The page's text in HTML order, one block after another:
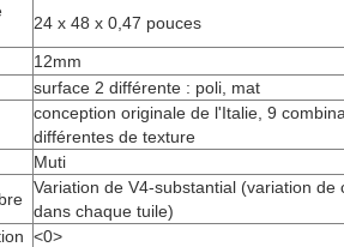
24 x 48 x 0,47 pouces
12mm
surface 2 différente : poli, mat
conception originale de l'Italie, 9
différentes de texture
Muti
Variation de V4-substantial (variation de
dans chaque tuile)
<0>